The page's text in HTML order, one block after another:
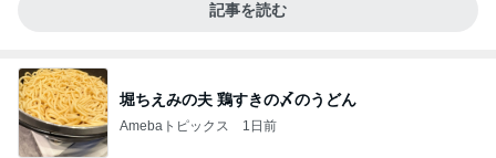
記事を読む
堀ちえみの夫 鶏すきの〆のうどん
Amebaトピックス 1日前